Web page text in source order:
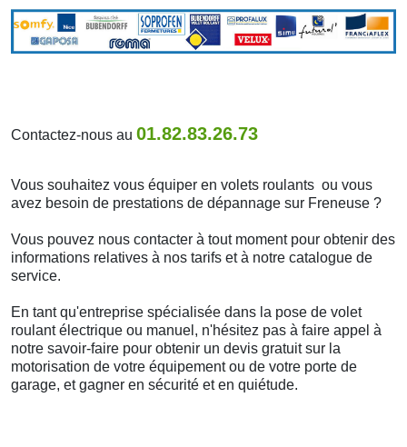
Contactez-nous au 01.82.83.26.73
Vous souhaitez vous équiper en volets roulants ou vous
avez besoin de prestations de dépannage sur Freneuse ?
Vous pouvez nous contacter à tout moment pour obtenir des
informations relatives à nos tarifs et à notre catalogue de
service.
En tant qu'entreprise spécialisée dans la pose de volet
roulant électrique ou manuel, n'hésitez pas à faire appel à
notre savoir-faire pour obtenir un devis gratuit sur la
motorisation de votre équipement ou de votre porte de
garage, et gagner en sécurité et en quiétude.